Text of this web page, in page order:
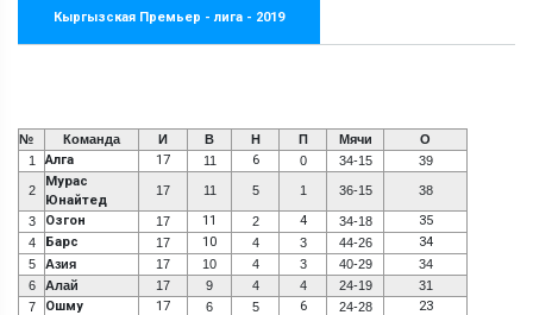
Кыргызская Премьер - лига - 2019
№ Команда И В Н П Мячи
О
1
Алга 17 11 6 0 34-15 39
2
Мурас
Юнайтед
17 11 5 1 36-15 38
3 Озгон 17 11 2 4 34-18 35
4 Барс 17 10 4 3 44-26 34
5 Азия 17 10 4 3 40-29
34
6
Алай 17 9 4 4 24-19
31
7
Ошму 17 6 5 6 24-28 23